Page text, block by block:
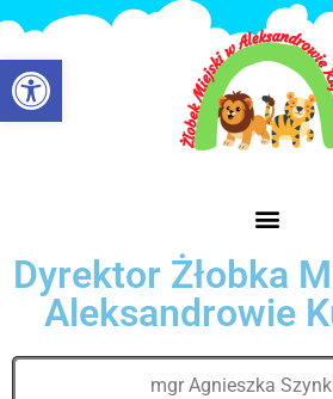
Otwórz pasek
Dyrektor Żłobka
Aleksandrowie
mgr Agnieszka